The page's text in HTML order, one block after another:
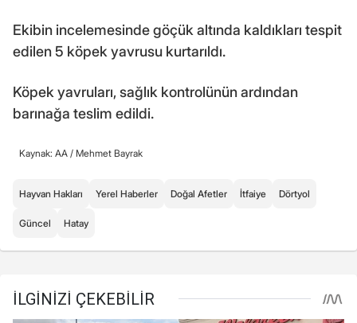
Ekibin incelemesinde göçük altında kaldıkları tespit
edilen 5 köpek yavrusu kurtarıldı.
Köpek yavruları, sağlık kontrolünün ardından
barınağa teslim edildi.
Kaynak: AA / Mehmet Bayrak
Hayvan Hakları Yerel Haberler Doğal Afetler İtfaiye Dörtyol
Güncel Hatay